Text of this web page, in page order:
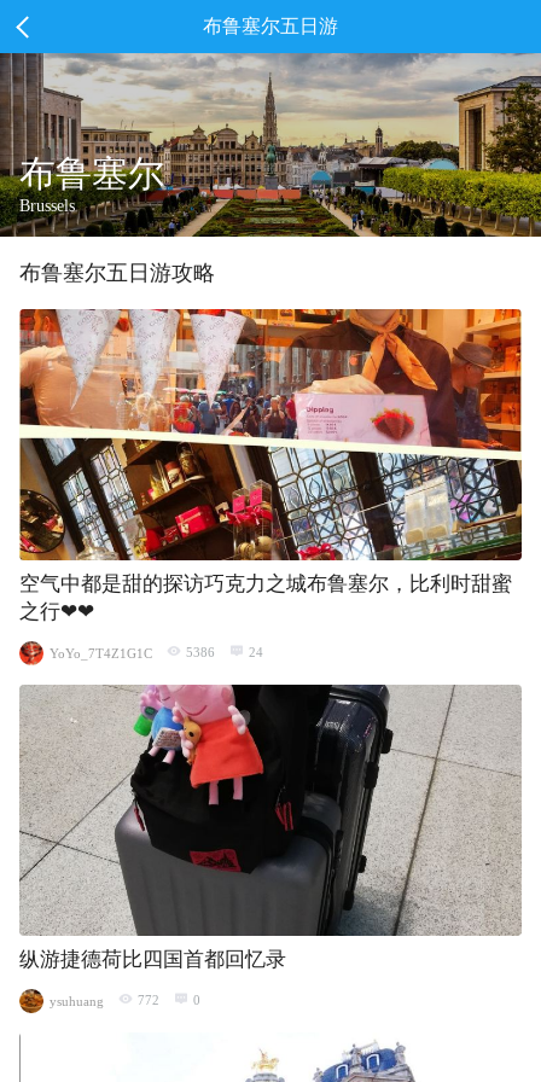
布鲁塞尔五日游
布鲁塞尔
Brussels
布鲁塞尔五 日游攻略
空气中都是甜的探访巧克力之城布鲁塞尔，比利时甜蜜
之行❤❤
YoYo_7T4Z1G1C 5386 24
纵游捷德荷比四国首都回忆录
ysuhuang 772 0